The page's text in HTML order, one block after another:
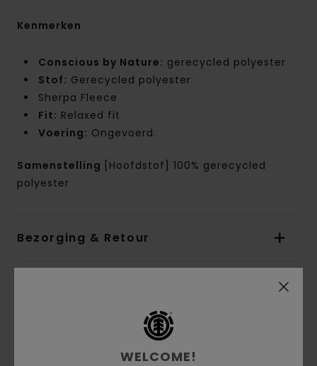
Kenmerken
Conscious by Nature: gerecycled polyester
Stof: Gerecycled polyester
Sherpa Fleece
Fit: Relaxed fit
Voering: Ongevoerd.
Samenstelling
[Hoofdstof] 100% gerecycled
polyester
Bezorging & Retour
Gemiddelde score
WELCOME!